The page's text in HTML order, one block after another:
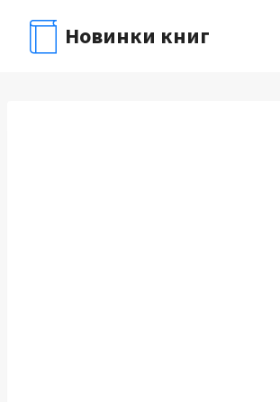
содержимому
Новинки книг